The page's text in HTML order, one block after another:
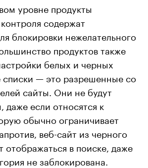
уровне продукты
содержат
блокировки нежелательного
продуктов также
белых и черных
списки — это разрешенные со
сайты. Они не будут
даже если относятся к
обычно ограничивает
веб-сайт из черного
отображаться в поиске, даже
не заблокирована.